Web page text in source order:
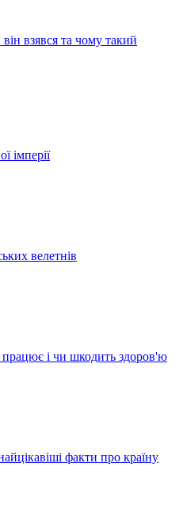
взявся та чому такий
імперії
велетнів
і чи шкодить здоров'ю
факти про країну